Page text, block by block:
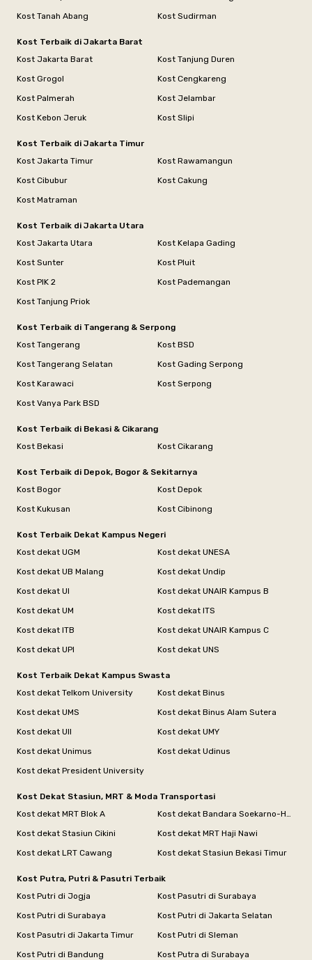
Kost Tanah Abang
Kost Sudirman
Kost Terbaik di Jakarta Barat
Kost Jakarta Barat
Kost Tanjung Duren
Kost Grogol
Kost Cengkareng
Kost Palmerah
Kost Jelambar
Kost Kebon Jeruk
Kost Slipi
Kost Terbaik di Jakarta Timur
Kost Jakarta Timur
Kost Rawamangun
Kost Cibubur
Kost Cakung
Kost Matraman
Kost Terbaik di Jakarta Utara
Kost Jakarta Utara
Kost Kelapa Gading
Kost Sunter
Kost Pluit
Kost PIK 2
Kost Pademangan
Kost Tanjung Priok
Kost Terbaik di Tangerang & Serpong
Kost Tangerang
Kost BSD
Kost Tangerang Selatan
Kost Gading Serpong
Kost Karawaci
Kost Serpong
Kost Vanya Park BSD
Kost Terbaik di Bekasi & Cikarang
Kost Bekasi
Kost Cikarang
Kost Terbaik di Depok, Bogor & Sekitarnya
Kost Bogor
Kost Depok
Kost Kukusan
Kost Cibinong
Kost Terbaik Dekat Kampus Negeri
Kost dekat UGM
Kost dekat UNESA
Kost dekat UB Malang
Kost dekat Undip
Kost dekat UI
Kost dekat UNAIR Kampus B
Kost dekat UM
Kost dekat ITS
Kost dekat ITB
Kost dekat UNAIR Kampus C
Kost dekat UPI
Kost dekat UNS
Kost Terbaik Dekat Kampus Swasta
Kost dekat Telkom University
Kost dekat Binus
Kost dekat UMS
Kost dekat Binus Alam Sutera
Kost dekat UII
Kost dekat UMY
Kost dekat Unimus
Kost dekat Udinus
Kost dekat President University
Kost Dekat Stasiun, MRT & Moda Transportasi
Kost dekat MRT Blok A
Kost dekat Bandara Soekarno-Hatta
Kost dekat Stasiun Cikini
Kost dekat MRT Haji Nawi
Kost dekat LRT Cawang
Kost dekat Stasiun Bekasi Timur
Kost Putra, Putri & Pasutri Terbaik
Kost Putri di Jogja
Kost Pasutri di Surabaya
Kost Putri di Surabaya
Kost Putri di Jakarta Selatan
Kost Pasutri di Jakarta Timur
Kost Putri di Sleman
Kost Putri di Bandung
Kost Putra di Surabaya